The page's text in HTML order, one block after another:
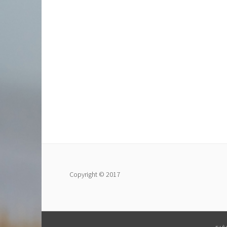
Copyright © 2017